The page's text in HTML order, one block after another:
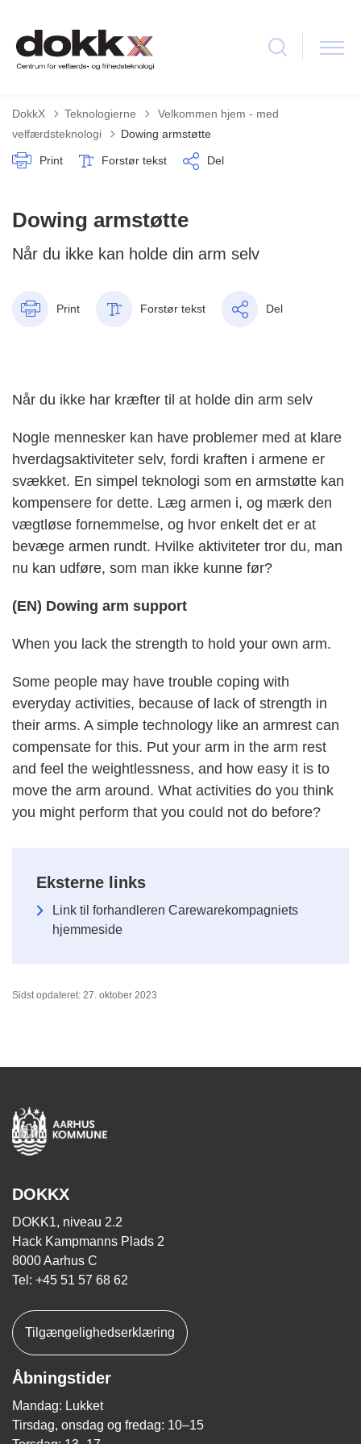
DokkX Teknologierne Tilbage til
Velkommen hjem - med
velfærdsteknologi
Dowing armstøtte
Print Forstør tekst Del
Dowing armstøtte
Når du ikke kan holde din arm selv
Print Forstør tekst Del
Når du ikke har kræfter til at holde din arm selv
Nogle mennesker kan have problemer med at klare
hverdagsaktiviteter selv, fordi kraften i armene er
svækket. En simpel teknologi som en armstøtte kan
kompensere for dette. Læg armen i, og mærk den
vægtløse fornemmelse, og hvor enkelt det er at
bevæge armen rundt. Hvilke aktiviteter tror du, man
nu kan udføre, som man ikke kunne før?
(EN) Dowing arm support
When you lack the strength to hold your own arm.
Some people may have trouble coping with
everyday activities, because of lack of strength in
their arms. A simple technology like an armrest can
compensate for this. Put your arm in the arm rest
and feel the weightlessness, and how easy it is to
move the arm around. What activities do you think
you might perform that you could not do before?
Eksterne links
Link til forhandleren Carewarekompagniets
hjemmeside
Sidst opdateret: 27. oktober 2023
DOKKX
DOKK1, niveau 2.2
Hack Kampmanns Plads 2
8000 Aarhus C
Tel: +45 51 57 68 62
Tilgængelighedserklæring
Åbningstider
Mandag: Lukket
Tirsdag, onsdag og fredag: 10–15